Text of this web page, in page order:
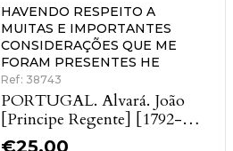
HAVENDO RESPEITO A
MUITAS E IMPORTANTES
CONSIDERAÇÕES QUE ME
FORAM PRESENTES HE
Ref: 38743
PORTUGAL. Alvará. João
[Principe Regente] [1792-
1815]
€25.00